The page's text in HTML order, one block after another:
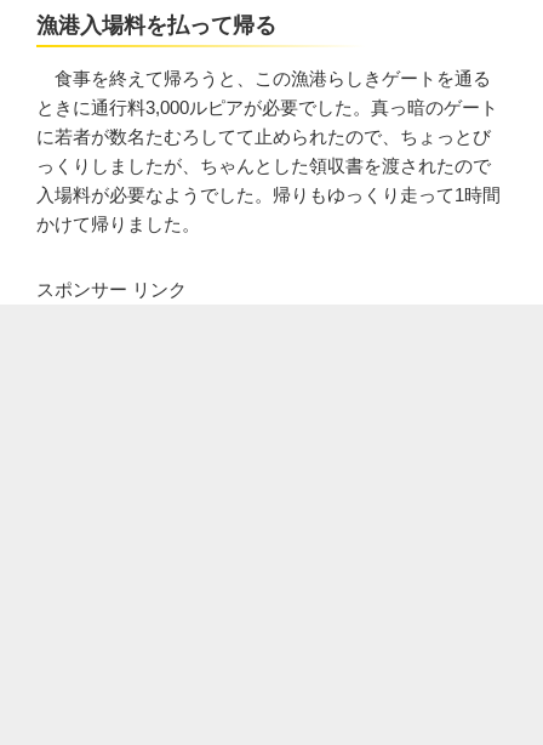
漁港入場料を払って帰る
食事を終えて帰ろうと、この漁港らしきゲートを通る
ときに通行料3,000ルピアが必要でした。真っ暗のゲート
に若者が数名たむろしてて止められたので、ちょっとび
っくりしましたが、ちゃんとした領収書を渡されたので
入場料が必要なようでした。帰りもゆっくり走って1時間
かけて帰りました。
スポンサー リンク